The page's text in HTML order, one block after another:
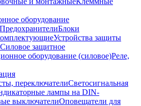
оборудование
ПредохранителиБлоки
Устройства защиты
Силовое защитное
оборудование (силовое)Реле,
переключателиСветосигнальная
лампы на DIN-
выключателиОповещатели для